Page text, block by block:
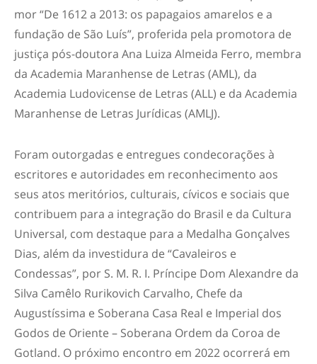
mor “De 1612 a 2013: os papagaios amarelos e a
fundação de São Luís”, proferida pela promotora de
justiça pós-doutora Ana Luiza Almeida Ferro, membra
da Academia Maranhense de Letras (AML), da
Academia Ludovicense de Letras (ALL) e da Academia
Maranhense de Letras Jurídicas (AMLJ).
Foram outorgadas e entregues condecorações à
escritores e autoridades em reconhecimento aos
seus atos meritórios, culturais, cívicos e sociais que
contribuem para a integração do Brasil e da Cultura
Universal, com destaque para a Medalha Gonçalves
Dias, além da investidura de “Cavaleiros e
Condessas”, por S. M. R. I. Príncipe Dom Alexandre da
Silva Camêlo Rurikovich Carvalho, Chefe da
Augustíssima e Soberana Casa Real e Imperial dos
Godos de Oriente – Soberana Ordem da Coroa de
Gotland. O próximo encontro em 2022 ocorrerá em